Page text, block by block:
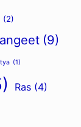
(2)
(9)
(1)
Ras (4)